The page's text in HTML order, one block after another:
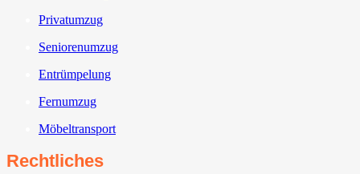
Privatumzug
Seniorenumzug
Entrümpelung
Fernumzug
Möbeltransport
Rechtliches